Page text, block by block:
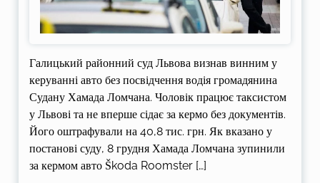
Галицький районний суд Львова визнав винним у
керуванні авто без посвідчення водія громадянина
Судану Хамада Ломчана. Чоловік працює таксистом
у Львові та не вперше сідає за кермо без документів.
Його оштрафували на 40,8 тис. грн. Як вказано у
постанові суду, 8 грудня Хамада Ломчана зупинили
за кермом авто Škoda Roomster […]